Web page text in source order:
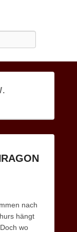
nach
hängt
wo